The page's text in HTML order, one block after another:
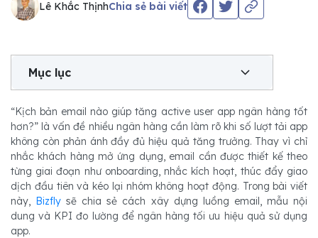
Lê Khắc ThịnhChia sẻ bài viết
Mục lục
“Kịch bản email nào giúp tăng active user app ngân hàng tốt
hơn?” là vấn đề nhiều ngân hàng cần làm rõ khi số lượt tải app
không còn phản ánh đầy đủ hiệu quả tăng trưởng. Thay vì chỉ
nhắc khách hàng mở ứng dụng, email cần được thiết kế theo
từng giai đoạn như onboarding, nhắc kích hoạt, thúc đẩy giao
dịch đầu tiên và kéo lại nhóm không hoạt động. Trong bài viết
này, Bizfly sẽ chia sẻ cách xây dựng luồng email, mẫu nội
dung và KPI đo lường để ngân hàng tối ưu hiệu quả sử dụng
app.